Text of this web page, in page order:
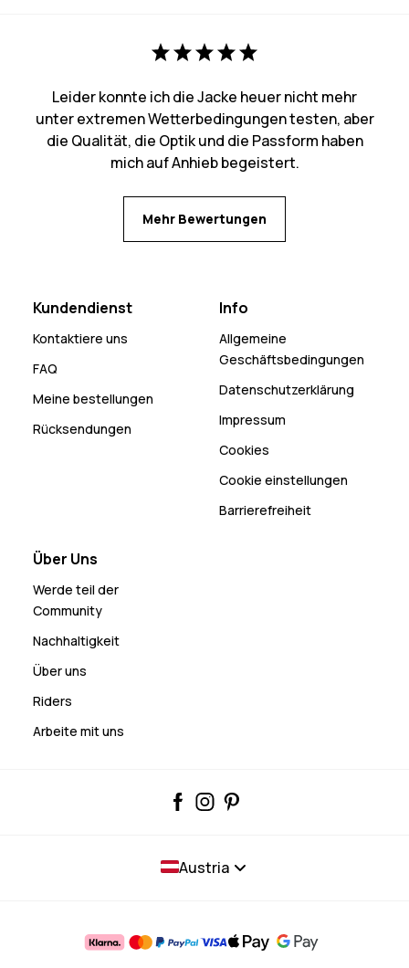
Leider konnte ich die Jacke heuer nicht mehr
unter extremen Wetterbedingungen testen, aber
die Qualität, die Optik und die Passform haben
mich auf Anhieb begeistert.
Mehr Bewertungen
Kundendienst
Kontaktiere uns
FAQ
Meine bestellungen
Rücksendungen
Info
Allgemeine
Geschäftsbedingungen
Datenschutzerklärung
Impressum
Cookies
Cookie einstellungen
Barrierefreiheit
Über Uns
Werde teil der
Community
Nachhaltigkeit
Über uns
Riders
Arbeite mit uns
Austria